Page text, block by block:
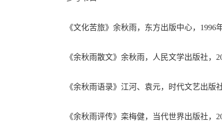
《文化苦旅》余秋雨，东方出版中心，1996
《余秋雨散文》余秋雨，人民文学出版社，
《余秋雨语录》江河、袁元，时代文艺出版
《余秋雨评传》栾梅健，当代世界出版社，